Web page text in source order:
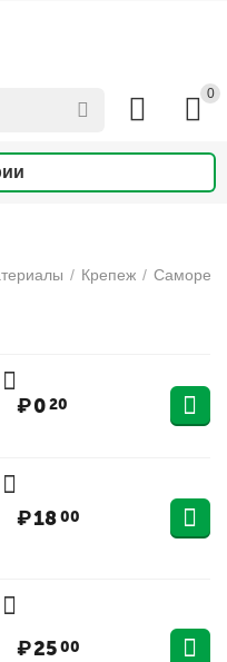
0
/ Крепеж /
₽020
₽1800
₽2500